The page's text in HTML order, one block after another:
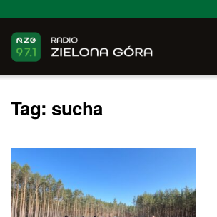
Tag:sucha